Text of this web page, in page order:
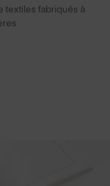
textiles fabriqués à